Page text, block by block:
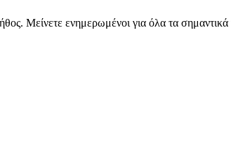
Μείνετε ενημερωμένοι για όλα τα